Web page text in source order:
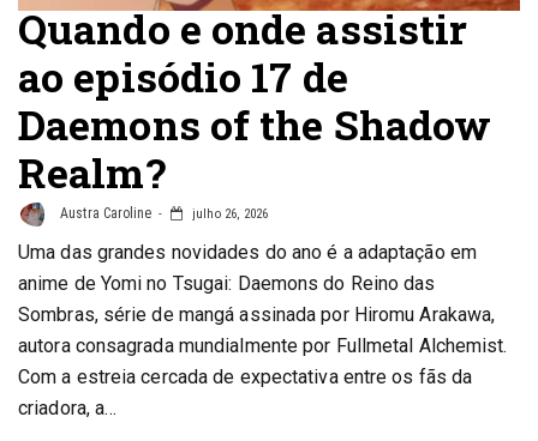
Quando e onde assistir
ao episódio 17 de
Daemons of the Shadow
Realm?
Austra Caroline julho 26, 2026
Uma das grandes novidades do ano é a adaptação em
anime de Yomi no Tsugai: Daemons do Reino das
Sombras, série de mangá assinada por Hiromu Arakawa,
autora consagrada mundialmente por Fullmetal Alchemist.
Com a estreia cercada de expectativa entre os fãs da
criadora, a…